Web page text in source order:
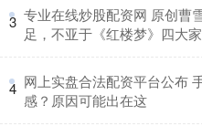
3 专业在线炒股配资网 原创曹
足，不亚于《红楼梦》四大
4 网上实盘合法配资平台公布
感？原因可能出在这